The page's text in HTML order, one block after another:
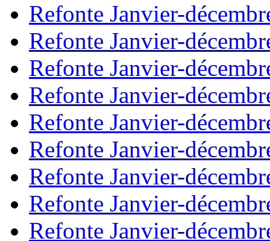
Refonte Janvier-
Refonte Janvier-
Refonte Janvier-
Refonte Janvier-
Refonte Janvier-
Refonte Janvier-
Refonte Janvier-
Refonte Janvier-
Refonte Janvier-